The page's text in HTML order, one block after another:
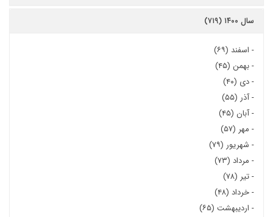
سال ۱۴۰۰ (۷۱۹)
- اسفند (۶۹)
-بهمن (۴۵)
-دی (۴۰)
-آذر (۵۵)
-آبان (۴۵)
- مهر (۵۷)
- شهریور (۷۹)
- مرداد (۷۳)
-تیر (۷۸)
-خرداد (۴۸)
- اردیبهشت (۶۵)